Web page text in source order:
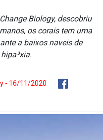
Biology, descobriu
os corais tem uma
a baixos na­veis de
- 16/11/2020